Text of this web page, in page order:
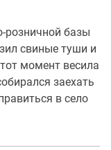
розничной базы
свиные туши и
момент весила
заехать
в село